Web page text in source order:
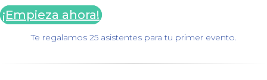
¡Empieza ahora!
Te regalamos 25 asistentes para tu primer evento.